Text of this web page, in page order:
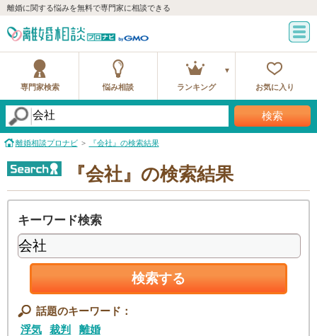
離婚に関する悩みを無料で専門家に相談できる
専門家検索 悩み相談 ランキング お気に入り
検索
離婚相談プロナビ 『会社』の検索結果
『会社』の検索結果
キーワード検索
検索する
話題のキーワード：
浮気
裁判 離婚